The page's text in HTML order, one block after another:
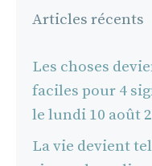
Articles récents
Les choses
faciles pour 4
le lundi 10 août
La vie devient